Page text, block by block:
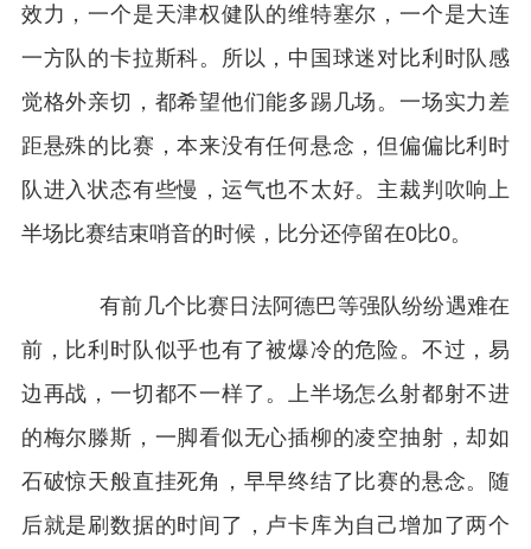
效力，一个是天津权健队的维特塞尔，一个是大连
一方队的卡拉斯科。所以，中国球迷对比利时队感
觉格外亲切，都希望他们能多踢几场。一场实力差
距悬殊的比赛，本来没有任何悬念，但偏偏比利时
队进入状态有些慢，运气也不太好。主裁判吹响上
半场比赛结束哨音的时候，比分还停留在0比0。
有前几个比赛日法阿德巴等强队纷纷遇难在
前，比利时队似乎也有了被爆冷的危险。不过，易
边再战，一切都不一样了。上半场怎么射都射不进
的梅尔滕斯，一脚看似无心插柳的凌空抽射，却如
石破惊天般直挂死角，早早终结了比赛的悬念。随
后就是刷数据的时间了，卢卡库为自己增加了两个